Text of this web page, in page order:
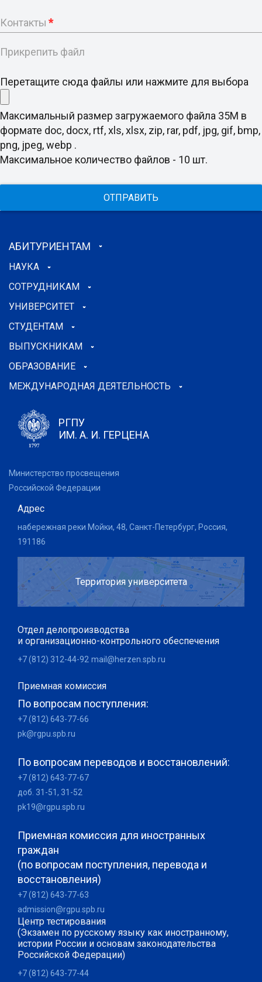
Контакты *
Прикрепить файл
Перетащите сюда файлы или нажмите для выбора
Максимальный размер загружаемого файла 35M в
формате doc, docx, rtf, xls, xlsx, zip, rar, pdf, jpg, gif, bmp,
png, jpeg, webp .
Максимальное количество файлов - 10 шт.
ОТПРАВИТЬ
АБИТУРИЕНТАМ
НАУКА
СОТРУДНИКАМ
УНИВЕРСИТЕТ
СТУДЕНТАМ
ВЫПУСКНИКАМ
ОБРАЗОВАНИЕ
МЕЖДУНАРОДНАЯ ДЕЯТЕЛЬНОСТЬ
РГПУ
ИМ. А. И. ГЕРЦЕНА
Министерство просвещения
Российской Федерации
Адрес
набережная реки Мойки, 48, Санкт-Петербург, Россия,
191186
Территория университета
Отдел делопроизводства
и организационно-контрольного обеспечения
+7 (812) 312-44-92 mail@herzen.spb.ru
Приемная комиссия
По вопросам поступления:
+7 (812) 643-77-66
pk@rgpu.spb.ru
По вопросам переводов и восстановлений:
+7 (812) 643-77-67
доб. 31-51, 31-52
pk19@rgpu.spb.ru
Приемная комиссия для иностранных
граждан
(по вопросам поступления, перевода и
восстановления)
+7 (812) 643-77-63
admission@rgpu.spb.ru
Центр тестирования
(Экзамен по русскому языку как иностранному,
истории России и основам законодательства
Российской Федерации)
+7 (812) 643-77-44